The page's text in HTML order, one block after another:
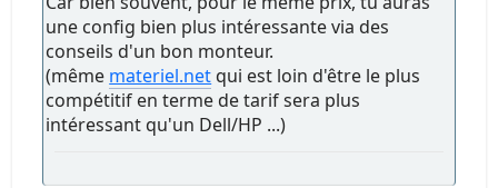
une config bien plus intéressante via des
conseils d'un bon monteur.
(même materiel.net qui est loin d'être le plus
compétitif en terme de tarif sera plus
intéressant qu'un Dell/HP ...)